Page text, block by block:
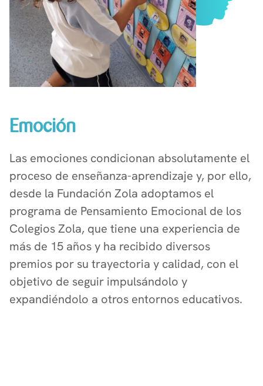
Emoción
Las emociones condicionan absolutamente el
proceso de enseñanza-aprendizaje y, por ello,
desde la Fundación Zola adoptamos el
programa de Pensamiento Emocional de los
Colegios Zola, que tiene una experiencia de
más de 15 años y ha recibido diversos
premios por su trayectoria y calidad, con el
objetivo de seguir impulsándolo y
expandiéndolo a otros entornos educativos.